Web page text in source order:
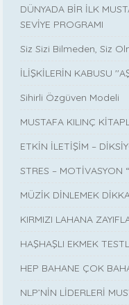
DÜNYADA BİR İLK
SEVİYE PROGRAMI
Siz Sizi Bilmeden, Siz
İLİŞKİLERİN KABUSU
Sihirli Özgüven Modeli
MUSTAFA KILINÇ
ETKİN İLETİŞİM –
STRES – MOTİVASYON
MÜZİK DİNLEMEK
KIRMIZI LAHANA
HAŞHAŞLI EKMEK
HEP BAHANE ÇOK
NLP’NİN LİDERLERİ